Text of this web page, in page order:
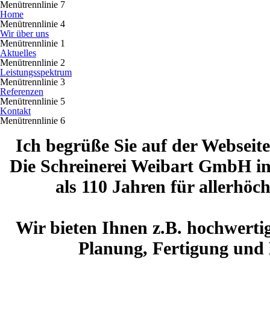
Menütrennlinie 7
Home
Menütrennlinie 4
Wir über uns
Menütrennlinie 1
Aktuelles
Menütrennlinie 2
Leistungsspektrum
Menütrennlinie 3
Referenzen
Menütrennlinie 5
Kontakt
Menütrennlinie 6
Ich begrüße Sie auf der
Die Schreinerei Weibart GmbH
als 110 Jahren für
Wir bieten Ihnen z.B.
Planung, Fertigung und